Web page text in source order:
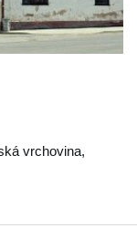
vrchovina,